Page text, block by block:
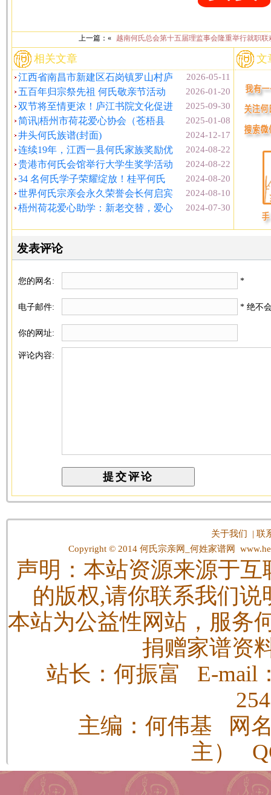
上一篇：« 越南何氏总会第十五届理监事会隆重举行就职联
相关文章
2026-05-11
江西省南昌市新建区石岗镇罗山村庐
2026-01-20
五百年归宗祭先祖 何氏敬亲节活动
2025-09-30
双节将至情更浓！庐江书院文化促进
2025-01-08
简讯|梧州市荷花爱心协会（苍梧县
2024-12-17
井头何氏族谱(封面)
2024-08-22
连续19年，江西一县何氏家族奖励优
2024-08-22
贵港市何氏会馆举行大学生奖学活动
2024-08-20
34 名何氏学子荣耀绽放！桂平何氏
2024-08-10
世界何氏宗亲会永久荣誉会长何启宾
2024-07-30
梧州荷花爱心助学：新老交替，爱心
文
发表评论
您的网名: *
电子邮件: * 绝不
你的网址:
评论内容:
关于我们 |联
Copyright © 2014 何氏宗亲网_何姓家谱网
声明：本站资源来源于
的版权,请你联系我们
本站为公益性网站，服务
捐赠家谱资
站长：何振富 E-mail
主编：何伟基 网
主）